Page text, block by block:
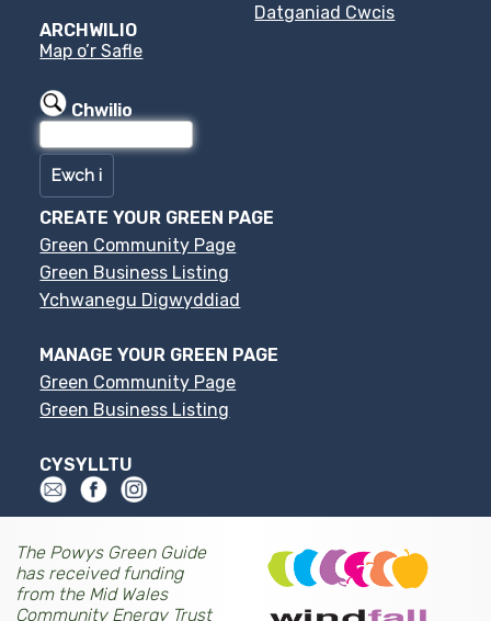
ARCHWILIO
Map o’r Safle
Chwilio
Datganiad Cwcis
CREATE YOUR GREEN PAGE
Green Community Page
Green Business Listing
Ychwanegu Digwyddiad
MANAGE YOUR GREEN PAGE
Green Community Page
Green Business Listing
CYSYLLTU
The Powys Green Guide
has received funding
from the Mid Wales
Community Energy Trust